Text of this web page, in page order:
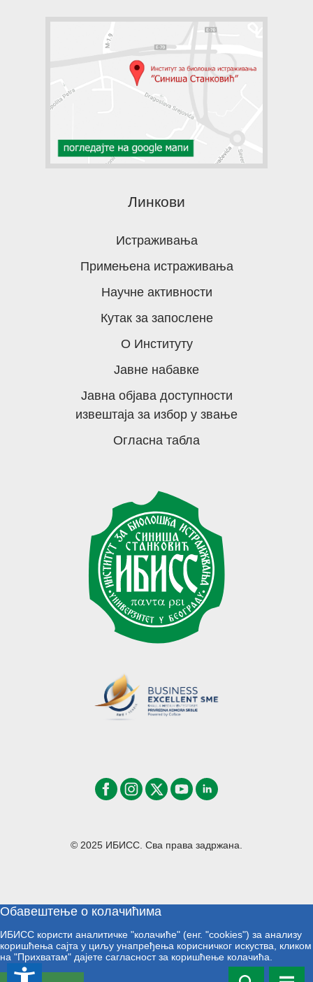
Линкови
Истраживања
Примењена истраживања
Научне активности
Кутак за запослене
О Институту
Јавне набавке
Јавна објава доступности
извештаја за избор у звање
Огласна табла
© 2025 ИБИСС. Сва права задржана.
Обавештење о колачићима
ИБИСС користи аналитичке "колачиће" (енг. "cookies") за анализу
коришћења сајта у циљу унапређења корисничког искуства, кликом
на "Прихватам" дајете сагласност за коришћење колачића.